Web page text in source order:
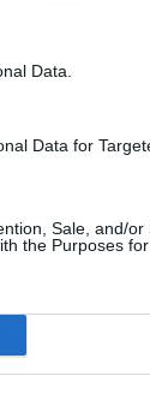
Data.
Data for
Sale, and/or
the Purposes